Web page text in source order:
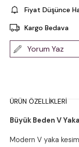
Fiyat Düşünce
Kargo Bedava
Yorum Yaz
ÜRÜN ÖZELLIKLERI
Büyük Beden V
Modern V yaka